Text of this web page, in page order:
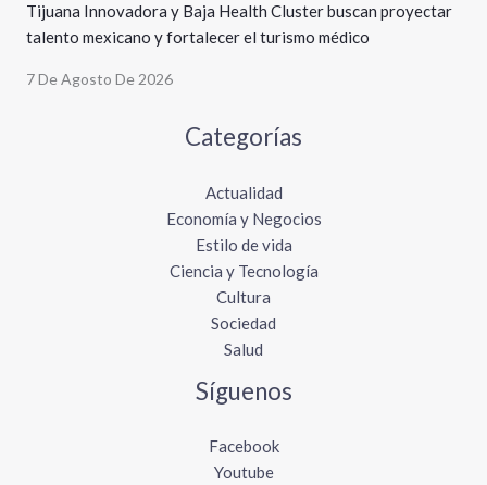
Tijuana Innovadora y Baja Health Cluster buscan proyectar
talento mexicano y fortalecer el turismo médico
7 De Agosto De 2026
Categorías
Actualidad
Economía y Negocios
Estilo de vida
Ciencia y Tecnología
Cultura
Sociedad
Salud
Síguenos
Facebook
Youtube